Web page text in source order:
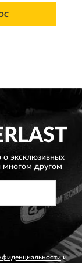
эксклюзивных
многом другом
и